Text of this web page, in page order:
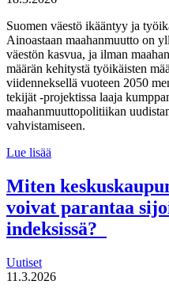
Suomen väestö ikääntyy ja
Ainoastaan maahanmuutto on
väestön kasvua, ja ilman
määrän kehitystä työikäisten
viidenneksellä vuoteen 2050
tekijät -projektissa laaja
maahanmuuttopolitiikan
vahvistamiseen.
Lue lisää
tekijät haluaa
uudistaa
Miten
voivat parantaa
indeksissä?
Uutiset
11.3.2026